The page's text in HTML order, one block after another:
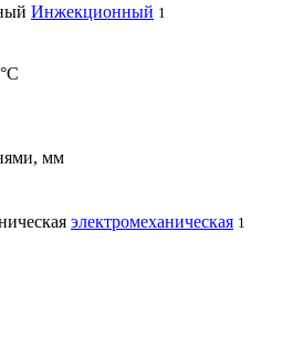
Инжекционный 1
мм
электромеханическая 1